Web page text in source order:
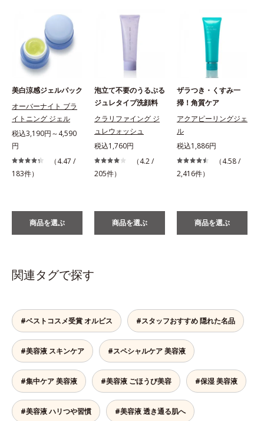
美白涼感ジェルパック
オーバーナイト ブラ
イトニング ジェル
税込3,190円～4,590
円
（4.47 /
183件）
商品を選ぶ
泡立て不要のうるぷる
ジュレタイプ洗顔料
クラリファイング ジ
ュレウォッシュ
税込1,760円
（4.2 /
205件）
商品を選ぶ
ザラつき・くすみ一
掃！角質ケア
アクアピーリングジェ
ル
税込1,886円
（4.58 /
2,416件）
商品を選ぶ
関連タグで探す
#ベストコスメ受賞 オルビス #スタッフおすすめ 隠れた名品
#美容液 スキンケア #スペシャルケア 美容液
#集中ケア 美容液 #美容液 ごほうび美容 #保湿 美容液
#美容液 ハリつや習慣 #美容液 透き通る肌へ